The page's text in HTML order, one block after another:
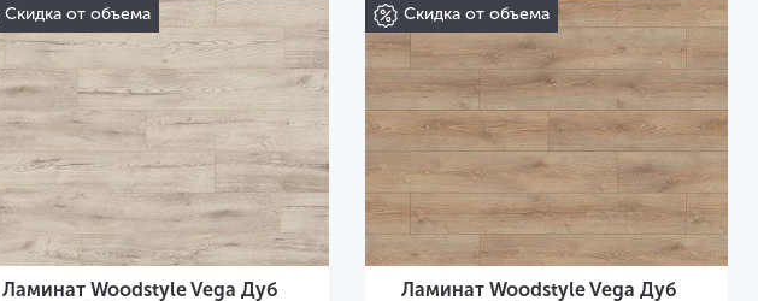
Скидка от объема
Ламинат Woodstyle Vega Дуб
Скидка от объема
Ламинат Woodstyle Vega Дуб